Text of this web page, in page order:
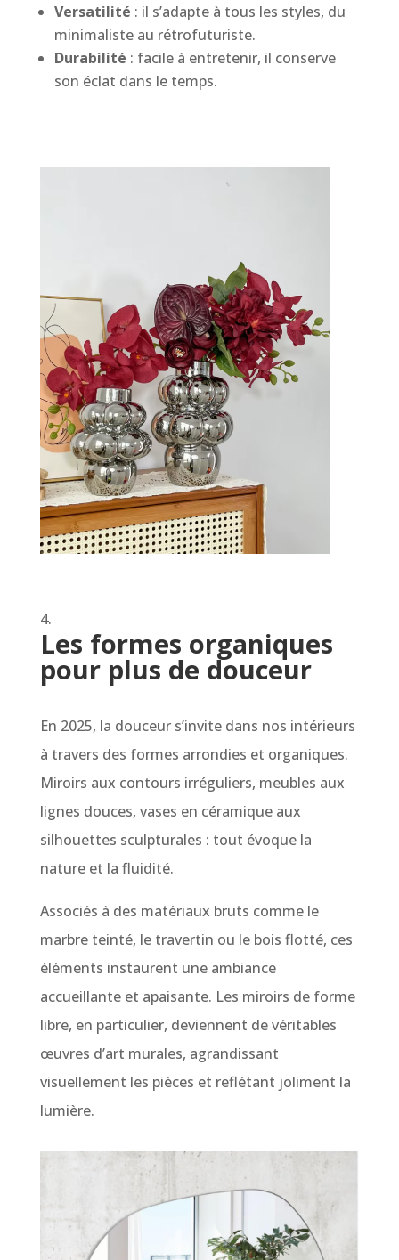
Versatilité : il s’adapte à tous les styles, du
minimaliste au rétrofuturiste.
Durabilité : facile à entretenir, il conserve
son éclat dans le temps.
Les formes organiques
pour plus de douceur
En 2025, la douceur s’invite dans nos intérieurs
à travers des formes arrondies et organiques.
Miroirs aux contours irréguliers, meubles aux
lignes douces, vases en céramique aux
silhouettes sculpturales : tout évoque la
nature et la fluidité.
Associés à des matériaux bruts comme le
marbre teinté, le travertin ou le bois flotté, ces
éléments instaurent une ambiance
accueillante et apaisante. Les miroirs de forme
libre, en particulier, deviennent de véritables
œuvres d’art murales, agrandissant
visuellement les pièces et reflétant joliment la
lumière.